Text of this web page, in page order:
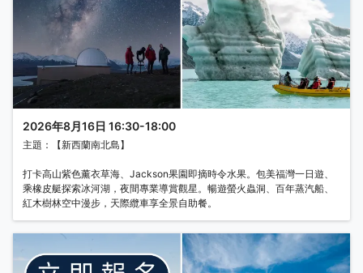
2026年8月16日 16:30-18:00
主題：【新西蘭南北島】
打卡高山紫色薰衣草海、Jackson果園即摘時令水果。包美福灣一日遊、
乘橡皮艇探索冰河湖，夜間專業導賞觀星。暢遊螢火蟲洞、百年蒸汽船、
紅木樹林空中漫步，天際纜車享全景自助餐。